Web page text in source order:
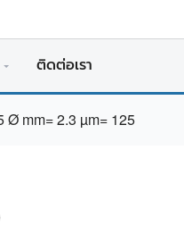
ติดต่อเรา
Ø mm= 2.3 µm= 125